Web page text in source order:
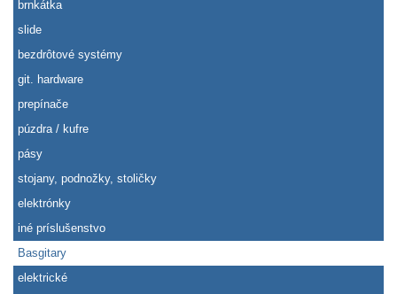
brnkátka
slide
bezdrôtové systémy
git. hardware
prepínače
púzdra / kufre
pásy
stojany, podnožky, stoličky
elektrónky
iné príslušenstvo
Basgitary
elektrické